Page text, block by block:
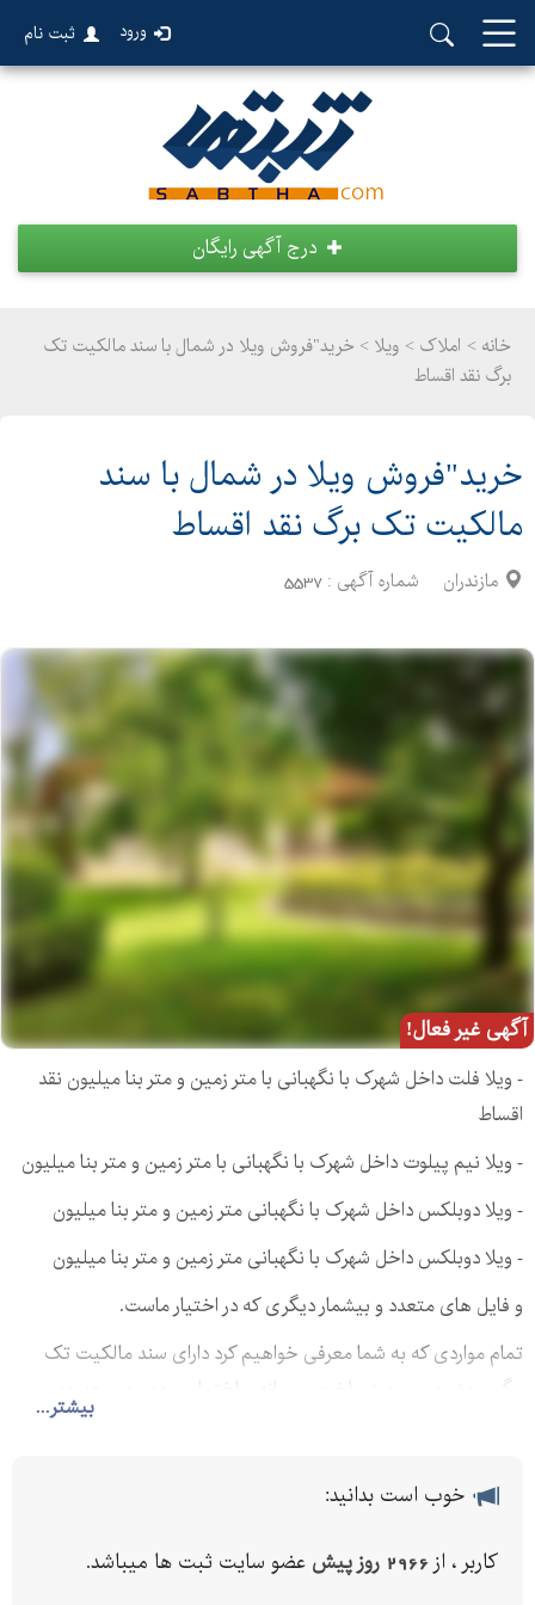
ورود ثبت نام
درج آگهی رایگان
خانه > املاک > ویلا > خرید"فروش ویلا در شمال با سند مالکیت تک
برگ نقد اقساط
خرید"فروش ویلا در شمال با سند
مالکیت تک برگ نقد اقساط
مازندران شماره آگهی : 5537
آگهی غیر فعال!
بیشتر...
- ویلا فلت داخل شهرک با نگهبانی با متر زمین و متر بنا میلیون نقد
اقساط
- ویلا نیم پیلوت داخل شهرک با نگهبانی با متر زمین و متر بنا میلیون
- ویلا دوبلکس داخل شهرک با نگهبانی متر زمین و متر بنا میلیون
- ویلا دوبلکس داخل شهرک با نگهبانی متر زمین و متر بنا میلیون
و فایل های متعدد و بیشمار دیگری که در اختیار ماست.
تمام مواردی که به شما معرفی خواهیم کرد دارای سند مالکیت تک
برگ محضری و مجوز ساخت و پروانه ساختمان بوده و در محدوده
شهرک و داخل مجتمع های مسکونی ویلایی با تعهدات آب , برق , گاز
و شرایط فروش ویلا ها به صورت درصد نقدی و مابقی طی ماه تا ماه
جهت اطلاعات بیشتر تماس بگیرید.
خوب است بدانید:
کاربر ، از 2966 روز پیش عضو سایت ثبت ها میباشد.